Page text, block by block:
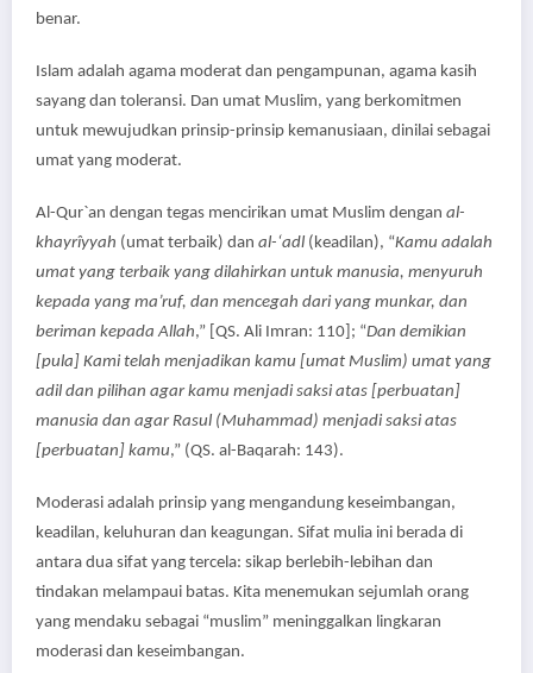
benar.
Islam adalah agama moderat dan pengampunan, agama kasih
sayang dan toleransi. Dan umat Muslim, yang berkomitmen
untuk mewujudkan prinsip-prinsip kemanusiaan, dinilai sebagai
umat yang moderat.
Al-Qur`an dengan tegas mencirikan umat Muslim dengan al-
khayrîyyah (umat terbaik) dan al-‘adl (keadilan), “Kamu adalah
umat yang terbaik yang dilahirkan untuk manusia, menyuruh
kepada yang ma’ruf, dan mencegah dari yang munkar, dan
beriman kepada Allah,” [QS. Ali Imran: 110]; “Dan demikian
[pula] Kami telah menjadikan kamu [umat Muslim) umat yang
adil dan pilihan agar kamu menjadi saksi atas [perbuatan]
manusia dan agar Rasul (Muhammad) menjadi saksi atas
[perbuatan] kamu,” (QS. al-Baqarah: 143).
Moderasi adalah prinsip yang mengandung keseimbangan,
keadilan, keluhuran dan keagungan. Sifat mulia ini berada di
antara dua sifat yang tercela: sikap berlebih-lebihan dan
tindakan melampaui batas. Kita menemukan sejumlah orang
yang mendaku sebagai “muslim” meninggalkan lingkaran
moderasi dan keseimbangan.